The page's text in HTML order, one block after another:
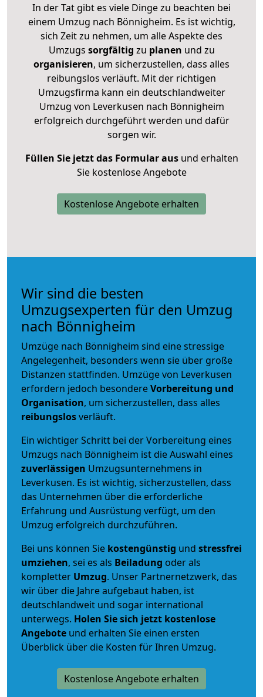
In der Tat gibt es viele Dinge zu beachten bei
einem Umzug nach Bönnigheim. Es ist wichtig,
sich Zeit zu nehmen, um alle Aspekte des
Umzugs sorgfältig zu planen und zu
organisieren, um sicherzustellen, dass alles
reibungslos verläuft. Mit der richtigen
Umzugsfirma kann ein deutschlandweiter
Umzug von Leverkusen nach Bönnigheim
erfolgreich durchgeführt werden und dafür
sorgen wir.
Füllen Sie jetzt das Formular ausund erhalten
Sie kostenlose Angebote
Kostenlose Angebote erhalten
Wir sind die besten
Umzugsexperten für den Umzug
nach Bönnigheim
Umzüge nach Bönnigheim sind eine stressige
Angelegenheit, besonders wenn sie über große
Distanzen stattfinden. Umzüge von Leverkusen
erfordern jedoch besondereVorbereitung und
Organisation, um sicherzustellen, dass alles
reibungslosverläuft.
Ein wichtiger Schritt bei der Vorbereitung eines
Umzugs nach Bönnigheim ist die Auswahl eines
zuverlässigen Umzugsunternehmens in
Leverkusen. Es ist wichtig, sicherzustellen, dass
das Unternehmen über die erforderliche
Erfahrung und Ausrüstung verfügt, um den
Umzug erfolgreich durchzuführen.
Bei uns können Sie kostengünstig und stressfrei
umziehen, sei es als Beiladung oder als
kompletter Umzug. Unser Partnernetzwerk, das
wir über die Jahre aufgebaut haben, ist
deutschlandweit und sogar international
unterwegs. Holen Sie sich jetzt kostenlose
Angebote und erhalten Sie einen ersten
Überblick über die Kosten für Ihren Umzug.
Kostenlose Angebote erhalten